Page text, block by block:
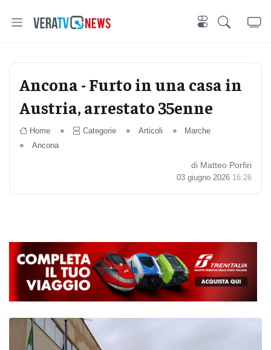
Ancona - Furto in una casa in
Austria, arrestato 35enne
Home Categorie Articoli
Marche
Ancona
di Matteo Porfiri
03 giugno 2026 16:26